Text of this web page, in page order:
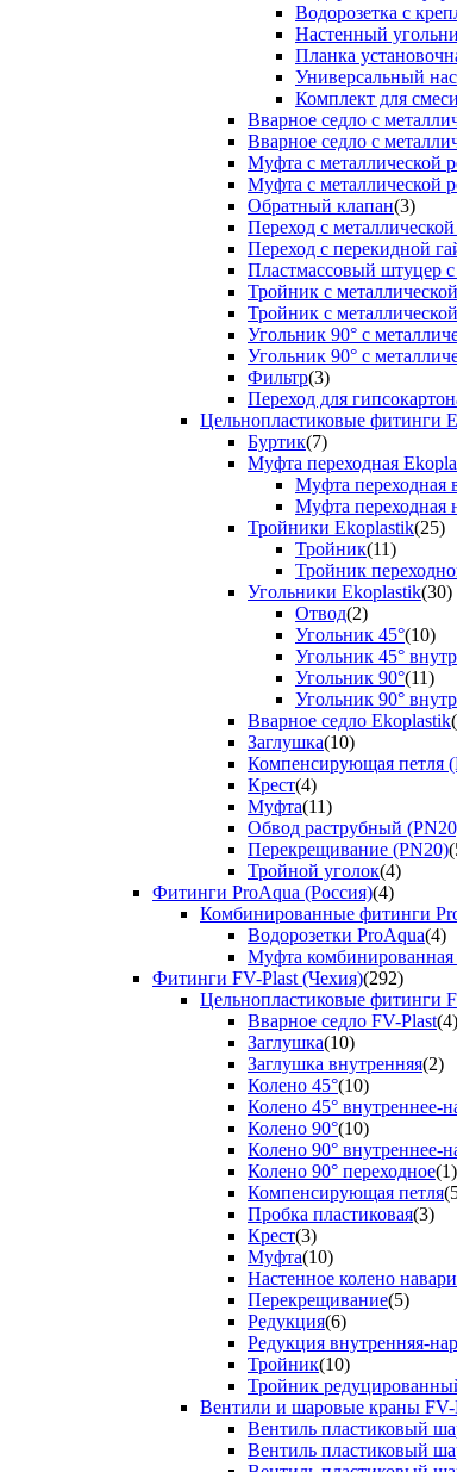
Водорозетка с
Настенный
Планка
Универсальный
Комплект для
Вварное седло с
Вварное седло с
Муфта с металлической
Муфта с металлической
Обратный клапан(3)
Переход с
Переход с перекидной
Пластмассовый штуцер
Тройник с
Тройник с
Угольник 90° с
Угольник 90° с
Фильтр(3)
Переход для
Цельнопластиковые фитинги
Буртик(7)
Муфта переходная
Муфта переходная
Муфта переходная
Тройники Ekoplastik(25)
Тройник(11)
Тройник
Угольники Ekoplastik(30)
Отвод(2)
Угольник 45°(10)
Угольник 45°
Угольник 90°(11)
Угольник 90°
Вварное седло Ekoplastik
Заглушка(10)
Компенсирующая петля
Крест(4)
Муфта(11)
Обвод раструбный
Перекрещивание (PN20)
Тройной уголок(4)
Фитинги ProAqua (Россия)(4)
Комбинированные фитинги
Водорозетки ProAqua(4)
Муфта комбинированная
Фитинги FV-Plast (Чехия)(292)
Цельнопластиковые фитинги
Вварное седло FV-Plast(4)
Заглушка(10)
Заглушка внутренняя(2)
Колено 45°(10)
Колено 45° внутреннее-
Колено 90°(10)
Колено 90° внутреннее-
Колено 90° переходное(1)
Компенсирующая петля
Пробка пластиковая(3)
Крест(3)
Муфта(10)
Настенное колено
Перекрещивание(5)
Редукция(6)
Редукция внутренняя-
Тройник(10)
Тройник
Вентили и шаровые краны FV-
Вентиль пластиковый
Вентиль пластиковый